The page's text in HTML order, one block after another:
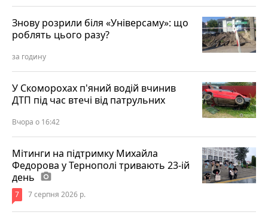
Знову розрили біля «Універсаму»: що
роблять цього разу?
за годину
У Скоморохах п'яний водій вчинив
ДТП під час втечі від патрульних
Вчора о 16:42
Мітинги на підтримку Михайла
Федорова у Тернополі тривають 23-ій
день photo_camera
7 7 серпня 2026 р.